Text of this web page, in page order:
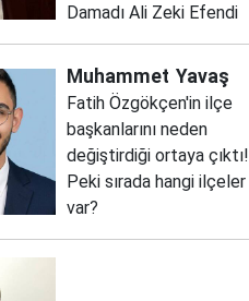
Damadı Ali Zeki Efendi
Muhammet Yavaş
Fatih Özgökçen'in ilçe
başkanlarını neden
değiştirdiği ortaya çıktı!
Peki sırada hangi ilçeler
var?